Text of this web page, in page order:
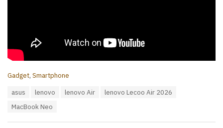
C
Gadget, Smartphone
asus lenovo lenovo Air
lenovo Lecoo Air 2026
MacBook Neo